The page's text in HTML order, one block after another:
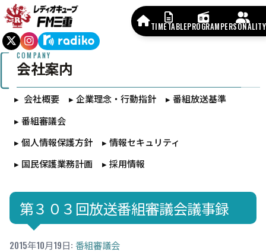
TIMETABLEPROGRAMPERSONALITY
COMPANY
会社案内
会社概要 企業理念・行動指針
番組放送基準
番組審議会
個人情報保護方針
情報セキュリティ
国民保護業務計画
採用情報
第３０３回放送番組審議会議事録
2015年10月19日: 番組審議会